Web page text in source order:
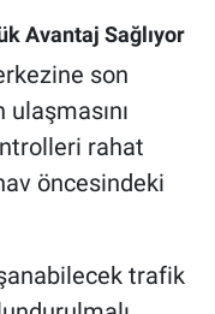
Avantaj Sağlıyor
son
rahat
öncesindeki
trafik